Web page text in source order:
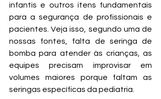
infantis e outros itens fundamentais
para a segurança de profissionais e
pacientes. Veja isso, segundo uma de
nossas fontes, falta de seringa de
bomba para atender às crianças, as
equipes precisam improvisar em
volumes maiores porque faltam as
seringas específicas da pediatria.